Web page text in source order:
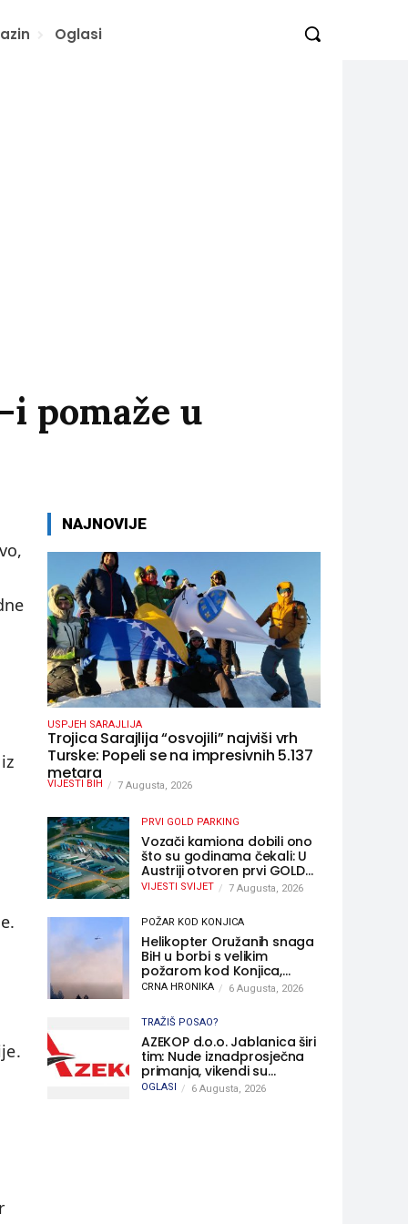
Oglasi
i pomaže u
NAJNOVIJE
USPJEH SARAJLIJA
Trojica Sarajlija “osvojili” najviši vrh
Turske: Popeli se na impresivnih 5.137
metara
VIJESTI BIH 7 Augusta, 2026
PRVI GOLD PARKING
Vozači kamiona dobili ono
što su godinama čekali: U
Austriji otvoren prvi GOLD
sigurni parking
VIJESTI SVIJET 7 Augusta, 2026
POŽAR KOD KONJICA
Helikopter Oružanih snaga
BiH u borbi s velikim
požarom kod Konjica,
sudjelovao i Air Tractor
CRNA HRONIKA 6 Augusta, 2026
TRAŽIŠ POSAO?
AZEKOP d.o.o. Jablanica širi
tim: Nude iznadprosječna
primanja, vikendi su
slobodni, traži se više
OGLASI 6 Augusta, 2026